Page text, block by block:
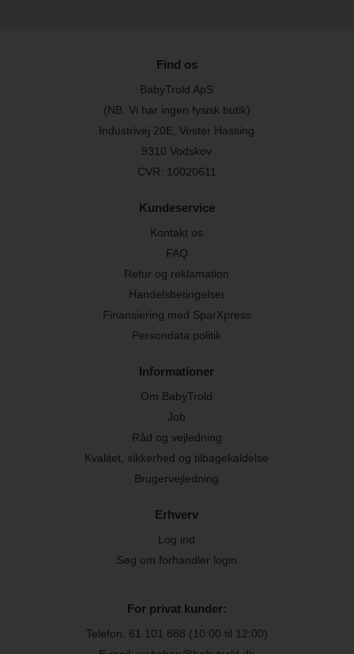
Find os
BabyTrold ApS
(NB. Vi har ingen fysisk butik)
Industrivej 20E, Vester Hassing
9310 Vodskov
CVR: 10020611
Kundeservice
Kontakt os
FAQ
Retur og reklamation
Handelsbetingelser
Finansiering med SparXpress
Persondata politik
Informationer
Om BabyTrold
Job
Råd og vejledning
Kvalitet, sikkerhed og tilbagekaldelse
Brugervejledning
Erhverv
Log ind
Søg om forhandler login
For privat kunder:
Telefon: 61 101 888 (10:00 til 12:00)